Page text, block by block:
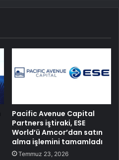
Pacific Avenue Capital
Partners iştiraki, ESE
World’ü Amcor’dan satın
alma işlemini tamamladı
Temmuz 23, 2026